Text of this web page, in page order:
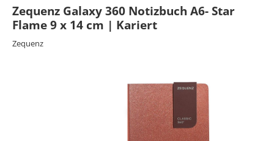
Zequenz Galaxy 360 Notizbuch A6- Star
Flame 9 x 14 cm | Kariert
Zequenz